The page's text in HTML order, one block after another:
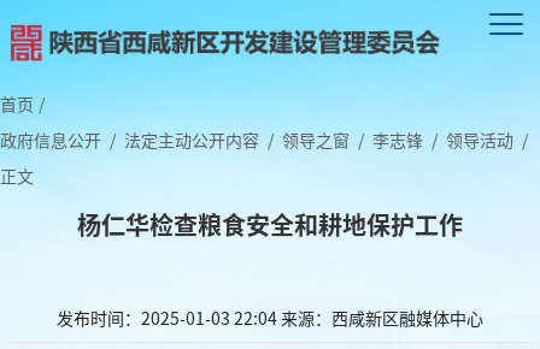
首页 /
政府信息公开 / 法定主动公开内容 / 领导之窗 / 李志锋 / 领导活动 /
正文
杨仁华检查粮食安全和耕地保护工作
发布时间：2025-01-03 22:04来源：西咸新区融媒体中心